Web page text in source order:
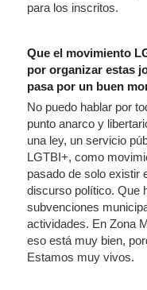
para los inscritos.
Que el movimiento
por organizar estas
pasa por un buen
No puedo hablar por
punto anarco y
una ley, un servicio
LGTBI+, como
pasado de solo existir
discurso político. Que
subvenciones
actividades. En Zona
eso está muy bien,
Estamos muy vivos.